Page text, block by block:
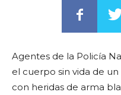
Agentes de la Policía
el cuerpo sin vida de
con heridas de arma